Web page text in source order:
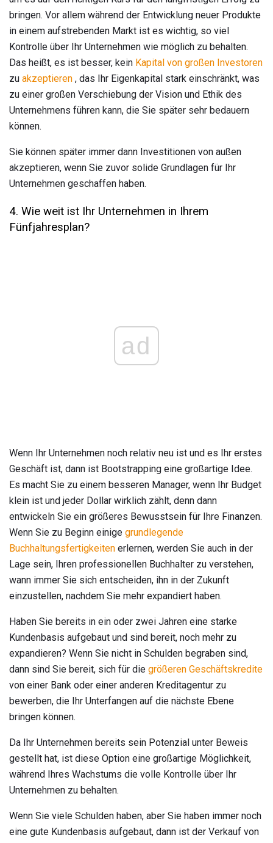
bringen. Vor allem während der Entwicklung neuer Produkte
in einem aufstrebenden Markt ist es wichtig, so viel
Kontrolle über Ihr Unternehmen wie möglich zu behalten.
Das heißt, es ist besser, kein Kapital von großen Investoren
zu akzeptieren , das Ihr Eigenkapital stark einschränkt, was
zu einer großen Verschiebung der Vision und Ethik des
Unternehmens führen kann, die Sie später sehr bedauern
können.
Sie können später immer dann Investitionen von außen
akzeptieren, wenn Sie zuvor solide Grundlagen für Ihr
Unternehmen geschaffen haben.
4. Wie weit ist Ihr Unternehmen in Ihrem
Fünfjahresplan?
ad
Wenn Ihr Unternehmen noch relativ neu ist und es Ihr erstes
Geschäft ist, dann ist Bootstrapping eine großartige Idee.
Es macht Sie zu einem besseren Manager, wenn Ihr Budget
klein ist und jeder Dollar wirklich zählt, denn dann
entwickeln Sie ein größeres Bewusstsein für Ihre Finanzen.
Wenn Sie zu Beginn einige grundlegende
Buchhaltungsfertigkeiten erlernen, werden Sie auch in der
Lage sein, Ihren professionellen Buchhalter zu verstehen,
wann immer Sie sich entscheiden, ihn in der Zukunft
einzustellen, nachdem Sie mehr expandiert haben.
Haben Sie bereits in ein oder zwei Jahren eine starke
Kundenbasis aufgebaut und sind bereit, noch mehr zu
expandieren? Wenn Sie nicht in Schulden begraben sind,
dann sind Sie bereit, sich für die größeren Geschäftskredite
von einer Bank oder einer anderen Kreditagentur zu
bewerben, die Ihr Unterfangen auf die nächste Ebene
bringen können.
Da Ihr Unternehmen bereits sein Potenzial unter Beweis
gestellt hat, ist diese Option eine großartige Möglichkeit,
während Ihres Wachstums die volle Kontrolle über Ihr
Unternehmen zu behalten.
Wenn Sie viele Schulden haben, aber Sie haben immer noch
eine gute Kundenbasis aufgebaut, dann ist der Verkauf von